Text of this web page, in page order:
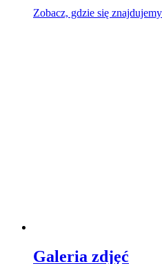
Zobacz, gdzie się
Galeria zdjęć